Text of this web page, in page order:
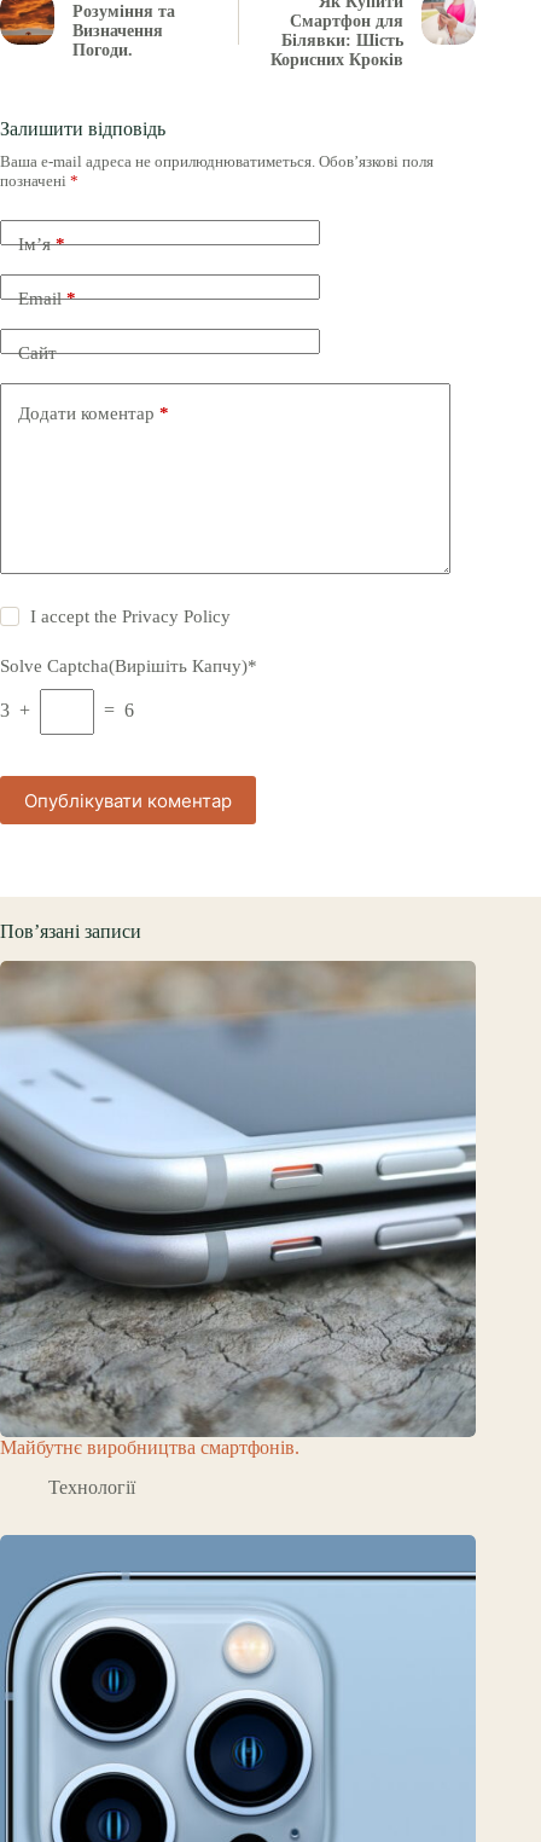
Розуміння та
Визначення
Погоди.
Смартфон для
Білявки: Шість
Корисних Кроків
Залишити відповідь
Ваша e-mail адреса не оприлюднюватиметься. Обов’язкові поля
позначені *
Ім’я*
Email*
Сайт
Додати коментар *
I accept thePrivacy Policy
Solve Captcha(Вирішіть Капчу)*
3 + = 6
Опублікувати коментар
Пов’язані записи
Майбутнє виробництва смартфонів.
Технології